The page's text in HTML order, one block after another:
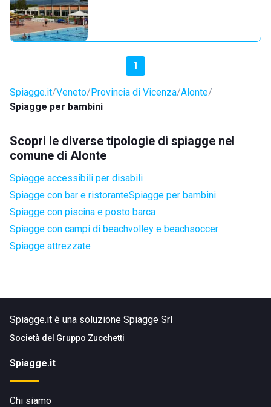
1
Spiagge.it Veneto Provincia di Vicenza Alonte
Spiagge per bambini
Scopri le diverse tipologie di spiagge nel
comune di Alonte
Spiagge accessibili per disabili
Spiagge con bar e ristoranteSpiagge per bambini
Spiagge con piscina e posto barca
Spiagge con campi di beachvolley e beachsoccer
Spiagge attrezzate
Spiagge.it è una soluzione Spiagge Srl
Società del Gruppo Zucchetti
Spiagge.it
Chi siamo